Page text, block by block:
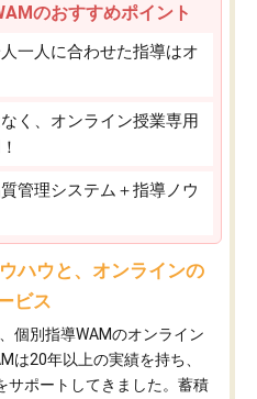
のおすすめポイント
一人に合わせた指導はオ
く、オンライン授業専用
管理システム＋指導ノウ
ハウと、オンラインの
ビス
個別指導WAMのオンライン
は20年以上の実績を持ち、
サポートしてきました。蓄積